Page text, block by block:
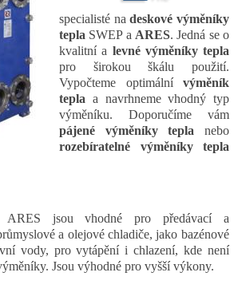
specialisté nadeskové výměníky
tepla SWEP a ARES. Jedná se o
kvalitní a levné výměníky tepla
pro širokou škálu použití.
Vypočteme optimální výměník
tepla a navrhneme vhodný typ
výměníku. Doporučíme vám
pájené výměníky tepla nebo
rozebíratelné výměníky tepla
ARES jsou vhodné pro předávací a
a olejové chladiče, jako bazénové
vody, pro vytápění i chlazení, kde není
Jsou výhodné pro vyšší výkony.